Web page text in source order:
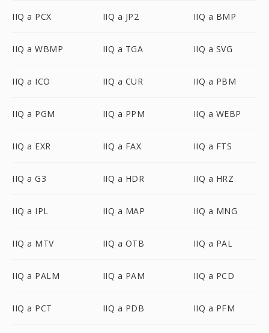
IIQ a PCX IIQ a JP2 IIQ a BMP
IIQ a WBMP IIQ a TGA IIQ a SVG
IIQ a ICO IIQ a CUR IIQ a PBM
IIQ a PGM IIQ a PPM IIQ a WEBP
IIQ a EXR IIQ a FAX IIQ a FTS
IIQ a G3 IIQ a HDR IIQ a HRZ
IIQ a IPL IIQ a MAP IIQ a MNG
IIQ a MTV IIQ a OTB IIQ a PAL
IIQ a PALM IIQ a PAM IIQ a PCD
IIQ a PCT IIQ a PDB IIQ a PFM